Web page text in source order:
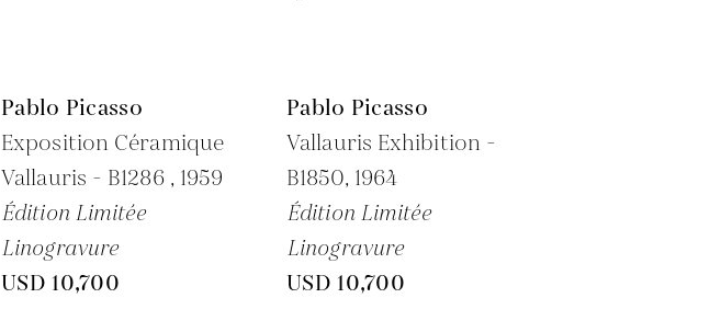
Pablo Picasso
Exposition Céramique
Vallauris - B1286 , 1959
Édition Limitée
Linogravure
USD 10,700
Pablo Picasso
Vallauris Exhibition -
B1850, 1964
Édition Limitée
Linogravure
USD 10,700